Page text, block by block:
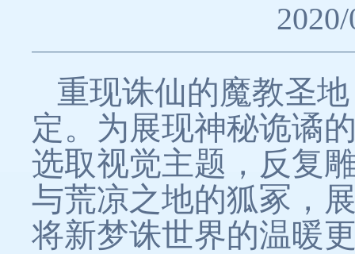
重现诛仙的魔教圣
定。为展现神秘诡谲
选取视觉主题，反复
与荒凉之地的狐冢，
将新梦诛世界的温暖